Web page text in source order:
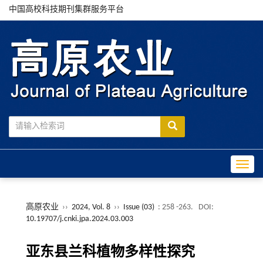
中国高校科技期刊集群服务平台
高原农业 ›› 2024, Vol. 8 ›› Issue (03) : 258 -263.
DOI:
10.19707/j.cnki.jpa.2024.03.003
亚东县兰科植物多样性探究